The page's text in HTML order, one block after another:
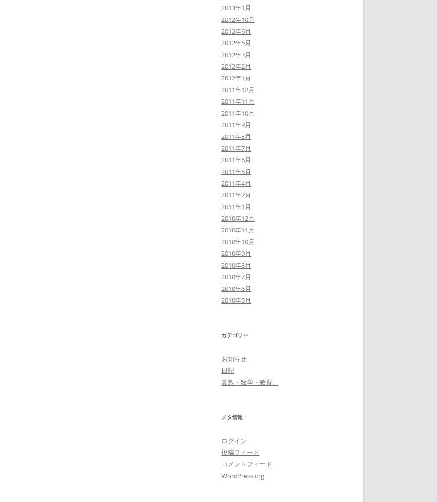
2013年1月
2012年10月
2012年6月
2012年5月
2012年3月
2012年2月
2012年1月
2011年12月
2011年11月
2011年10月
2011年9月
2011年8月
2011年7月
2011年6月
2011年5月
2011年4月
2011年2月
2011年1月
2010年12月
2010年11月
2010年10月
2010年9月
2010年8月
2010年7月
2010年6月
2010年5月
カテゴリー
お知らせ
日記
算数・数学・教育。
メタ情報
ログイン
投稿フィード
コメントフィード
WordPress.org